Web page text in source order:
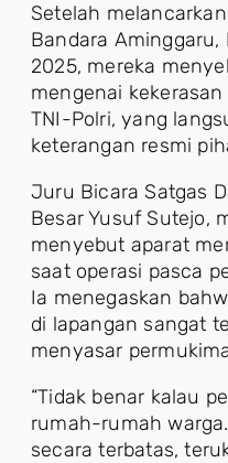
Setelah
Bandara Aminggaru,
2025, mereka
mengenai
TNI-Polri, yang
keterangan resmi
Juru Bicara Satgas
Besar Yusuf Sutejo,
menyebut aparat
saat operasi pasca
Ia menegaskan
di lapangan sangat
menyasar
“Tidak benar kalau
rumah-rumah
secara terbatas,